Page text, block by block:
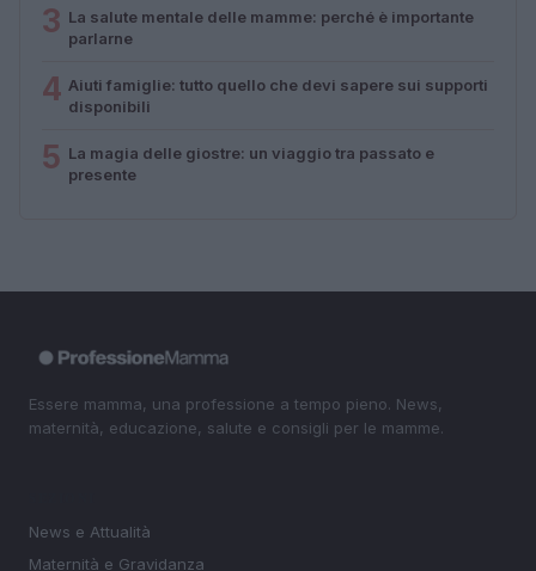
3 La salute mentale delle mamme: perché è importante
parlarne
4 Aiuti famiglie: tutto quello che devi sapere sui supporti
disponibili
5 La magia delle giostre: un viaggio tra passato e
presente
Essere mamma, una professione a tempo pieno. News,
maternità, educazione, salute e consigli per le mamme.
News e Attualità
Maternità e Gravidanza